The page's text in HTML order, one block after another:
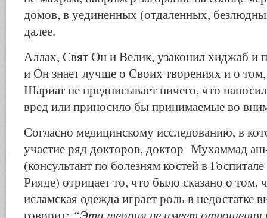
домов, в уединенных (отдаленных,
далее.
Аллах, Свят Он и Велик, узаконил хиджаб и
и Он знает лучше о Своих творениях и о
Шариат не предписывает ничего, что
вред или приносило бы принимаемые во
Согласно медицинскому исследованию, в
участие ряд докторов, доктор Мухаммад
(консультант по болезням костей в
Рияде) отрицает то, что было сказано о том,
исламская одежда играет роль в недостатке